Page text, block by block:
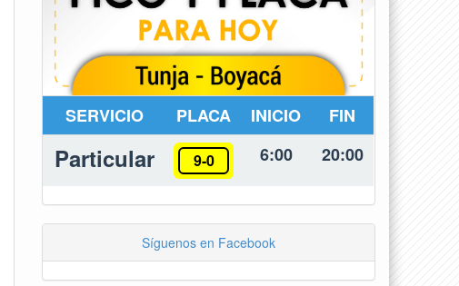
SERVICIO PLACA INICIO FIN
Particular 9-0 6:00 20:00
Síguenos en Facebook